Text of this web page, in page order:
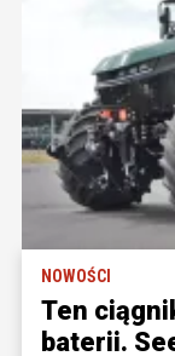
NOWOŚCI
Ten
baterii.